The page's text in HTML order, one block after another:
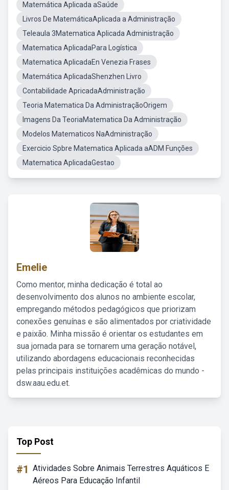
Matemática Aplicada aSaúde
Livros De MatemáticaAplicada a Administração
Teleaula 3Matematica Aplicada Administração
Matematica AplicadaPara Logística
Matematica AplicadaEn Venezia Frases
Matemática AplicadaShenzhen Livro
Contabilidade ApricadaAdministração
Teoria Matematica Da AdministraçãoOrigem
Imagens Da TeoriaMatematica Da Administração
Modelos Matematicos NaAdministração
Exercicio Spbre Matematica Aplicada aADM Funções
Matematica AplicadaGestao
Emelie
Como mentor, minha dedicação é total ao
desenvolvimento dos alunos no ambiente escolar,
empregando métodos pedagógicos que priorizam
conexões genuínas e são alimentados por criatividade
e paixão. Minha missão é orientar os estudantes em
sua jornada para se tornarem uma geração notável,
utilizando abordagens educacionais reconhecidas
pelas principais instituições acadêmicas do mundo -
dsw.aau.edu.et.
Top Post
#1 Atividades Sobre Animais Terrestres Aquáticos E
Aéreos Para Educação Infantil